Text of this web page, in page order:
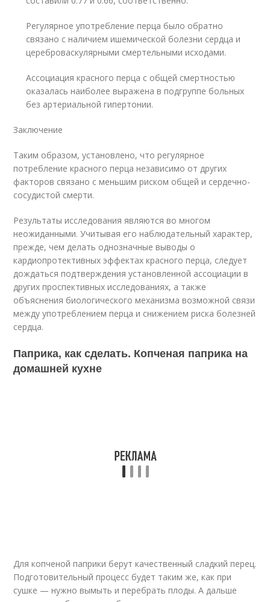
Регулярное употребление перца было обратно
связано с наличием ишемической болезни сердца и
цереброваскулярными смертельными исходами.
Ассоциация красного перца с общей смертностью
оказалась наиболее выражена в подгруппе больных
без артериальной гипертонии.
Заключение
Таким образом, установлено, что регулярное
потребление красного перца независимо от других
факторов связано с меньшим риском общей и сердечно-
сосудистой смерти.
Результаты исследования являются во многом
неожиданными. Учитывая его наблюдательный характер,
прежде, чем делать однозначные выводы о
кардиопротективных эффектах красного перца, следует
дождаться подтверждения установленной ассоциации в
других проспективных исследованиях, а также
объяснения биологического механизма возможной связи
между употреблением перца и снижением риска болезней
сердца.
Паприка, как сделать. Копченая паприка на
домашней кухне
Для копченой паприки берут качественный сладкий перец.
Подготовительный процесс будет таким же, как при
сушке — нужно вымыть и перебрать плоды. А дальше